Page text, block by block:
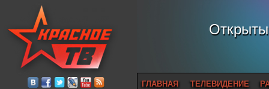
ГЛАВНАЯ ТЕЛЕВИДЕНИЕ